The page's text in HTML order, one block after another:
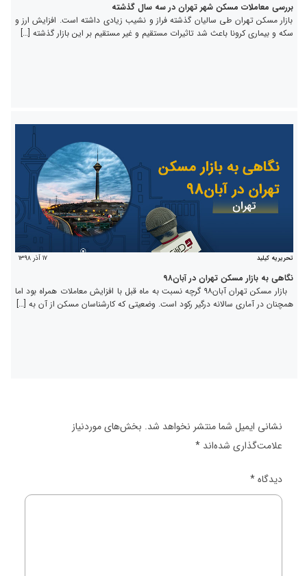
بررسی معاملات مسکن شهر تهران در سه سال گذشته
بازار مسکن تهران طی سالیان گذشته فراز و نشیب زیادی داشته است. افزایش ارز و
سکه و بیماری کرونا باعث شد تاثیرات مستقیم و غیر مستقیم بر این بازار گذشته […]
تحریریه کیلید ۱۷ آذر ۱۳۹۸
نگاهی به بازار مسکن تهران در آبان۹۸
بازار مسکن تهران آبان۹۸ گرچه نسبت به ماه قبل با افزایش معاملات همراه بود اما
همچنان در آماری سالانه درگیر رکود است. وضعیتی که کارشناسان مسکن از آن به […]
نشانی ایمیل شما منتشر نخواهد شد. بخش‌های موردنیاز
علامت‌گذاری شده‌اند *
دیدگاه*